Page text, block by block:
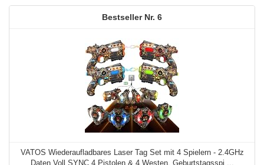
6
VATOS Wiederaufladbares Laser Tag Set mit 4 Spielern - 2.4GHz
Daten Voll SYNC 4 Pistolen & 4 Westen, Geburtstagsspi ...